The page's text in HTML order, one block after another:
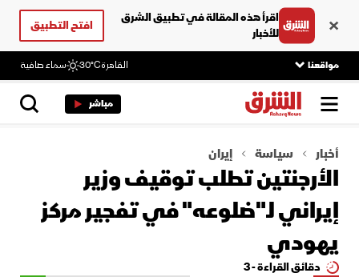
اقرأ هذه المقالة في تطبيق الشرق
للأخبار
افتح التطبيق
مواقعنا القاهرة30°C سماء صافية
مباشر
أخبار سياسة إيران
الأرجنتين تطلب توقيف وزير
إيراني لـ"ضلوعه" في تفجير مركز
يهودي
دقائق القراءة - 3